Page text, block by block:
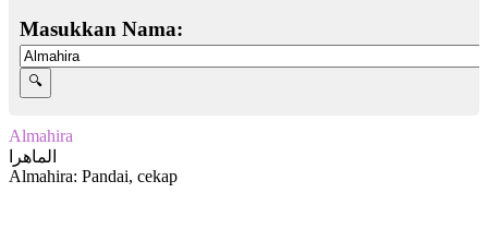
Masukkan Nama:
Almahira
الماهرا
Almahira: Pandai, cekap